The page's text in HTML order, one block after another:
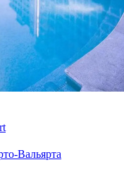
Вальярта